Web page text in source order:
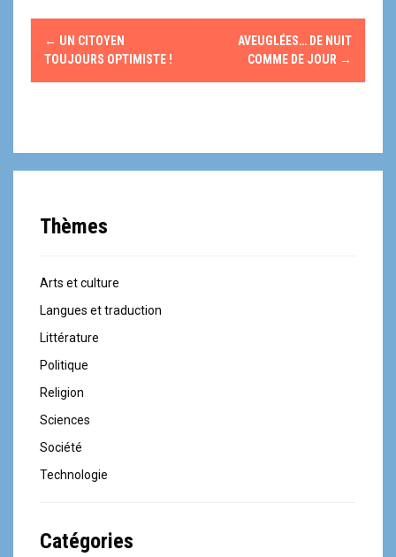
N
g
o
n
d
e
← UN CITOYEN
TOUJOURS OPTIMISTE !
AVEUGLÉES… DE NUIT
COMME DE JOUR →
Thèmes
Arts et culture
Langues et traduction
Littérature
Politique
Religion
Sciences
Société
Technologie
Catégories